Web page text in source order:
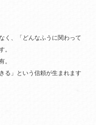
く、「どんなふうに関わって
。
。
る」という信頼が生まれます